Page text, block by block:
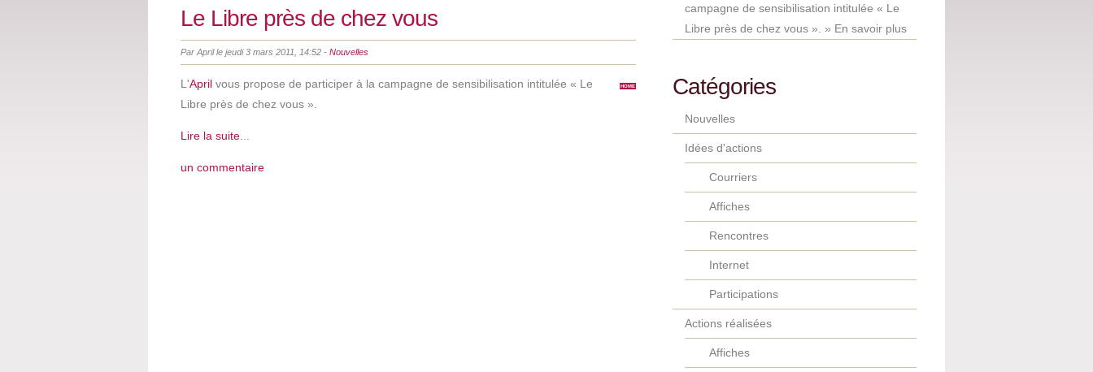
Le Libre près de chez vous
Par April le jeudi 3 mars 2011, 14:52 - Nouvelles
HOME
L'April vous propose de participer à la campagne de sensibilisation intitulée « Le
Libre près de chez vous ».
Lire la suite
un commentaire
campagne de sensibilisation intitulée « Le
Libre près de chez vous ». » En savoir plus
Catégories
Nouvelles
Idées d'actions
Courriers
Affiches
Rencontres
Internet
Participations
Actions réalisées
Affiches